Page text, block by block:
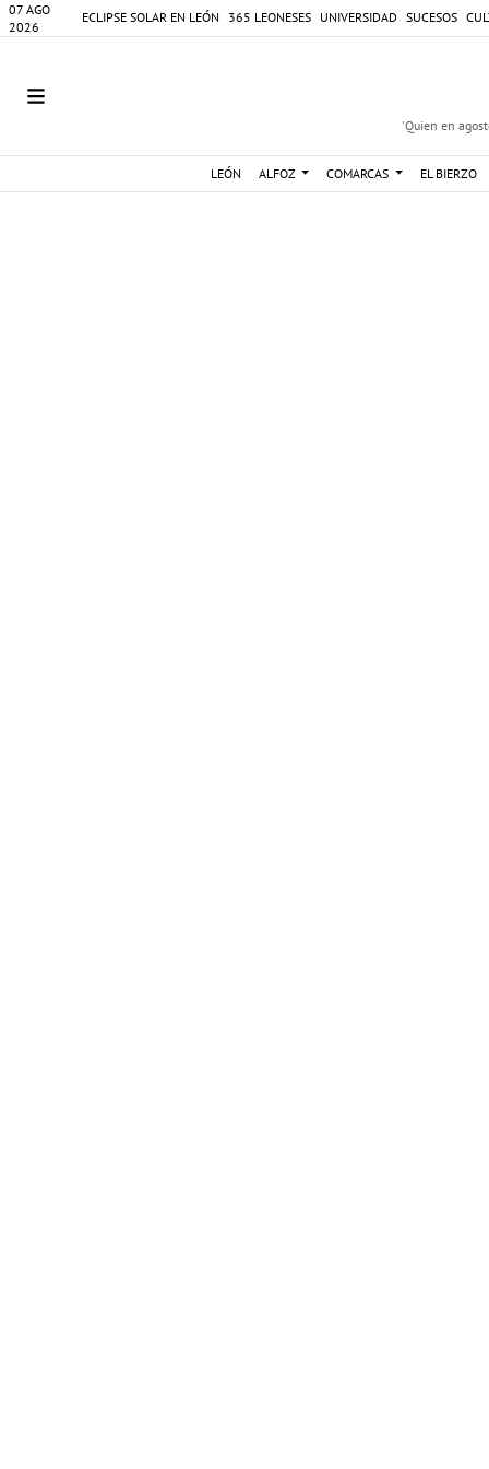
07 AGO
2026
ECLIPSE SOLAR EN LEÓN 365 LEONESES UNIVERSIDAD SUCESOS
'Quien en
LEÓN ALFOZ COMARCAS EL BIERZO